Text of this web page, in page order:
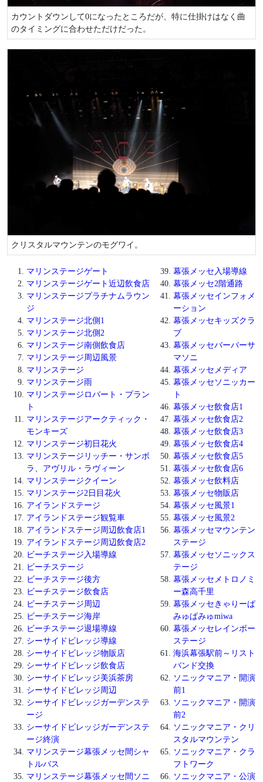
カウントダウンして0になったところだが、特に仕掛けはなく曲
のタイミングに合わせただけだった。
クリスタルマウンテンのモグワイ。
マリンステージゲート
マリンステージゲート近辺飲食店
マリンステージプラチナムラウン
ジ
マリンステージ北側1
マリンステージ北側2
マリンステージ南側飲食店
マリンステージ周辺風景
マリンステージ
マリンステージ雨
マリンステージロバート・プラン
ト
マリンステージアークティック・
モンキーズ
マリンステージ初日花火
マリンステージリッチー・サンボ
ラ、アヴリル・ラヴィーン
マリンステージクイーン
マリンステージ2日目花火
アイランドステージ
アイランドステージ観覧車
アイランドステージ周辺飲食店1
アイランドステージ周辺飲食店2
ビーチステージ入場導線
ビーチステージ
ビーチステージ後方
ビーチステージ飲食店
ビーチステージ周辺
ビーチステージ海岸
ビーチステージ退場導線
シーサイドビレッジ導線
シーサイドビレッジ物販店
シーサイドビレッジ飲食店
シーサイドビレッジ美浜茶房
シーサイドビレッジ周辺
シーサイドビレッジガーデンステ
ージ
シーサイドビレッジガーデンステ
ージ終演
マリンステージ幕張メッセ間シャ
トルバス
マリンステージ幕張メッセ間ソニ
幕張メッセ入場導線
幕張メッセ2階通路
幕張メッセインフォメ
ーション
幕張メッセキッズクラ
ブ
幕張メッセバーバーサ
マソニ
幕張メッセメディア
幕張メッセソニッカー
ト
幕張メッセ飲食店1
幕張メッセ飲食店2
幕張メッセ飲食店3
幕張メッセ飲食店4
幕張メッセ飲食店5
幕張メッセ飲食店6
幕張メッセ飲料店
幕張メッセ物販店
幕張メッセ風景1
幕張メッセ風景2
幕張メッセマウンテン
ステージ
幕張メッセソニックス
テージ
幕張メッセメトロノミ
ー森高千里
幕張メッセきゃりーぱ
みゅぱみゅmiwa
幕張メッセレインボー
ステージ
海浜幕張駅前～リスト
バンド交換
ソニックマニア・開演
前1
ソニックマニア・開演
前2
ソニックマニア・クリ
スタルマウンテン
ソニックマニア・クラ
フトワーク
ソニックマニア・公演